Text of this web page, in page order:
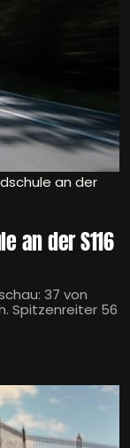
an der
an der S116
37 von
Spitzenreiter 56